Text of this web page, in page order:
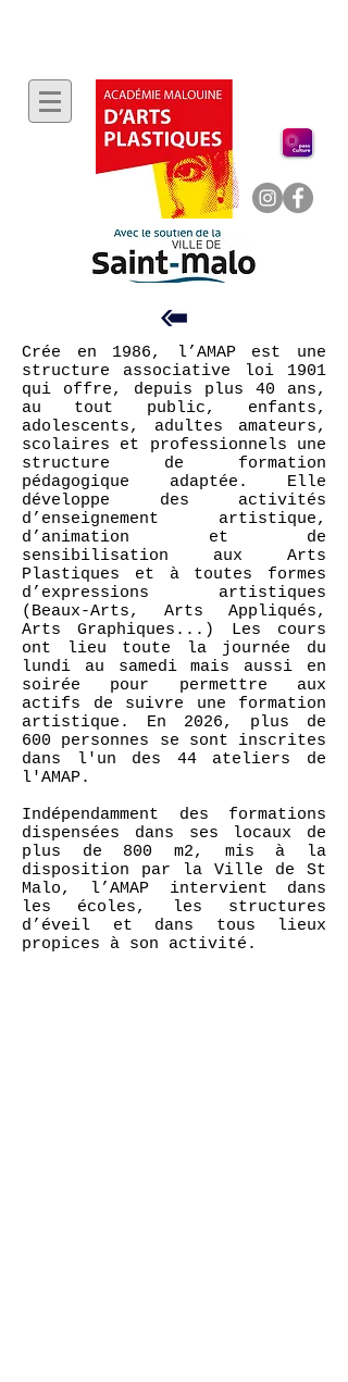
Crée en 1986, l’AMAP est une
structure associative loi 1901
qui offre, depuis plus 40 ans,
au tout public, enfants,
adolescents, adultes amateurs,
scolaires et professionnels une
structure de formation
pédagogique adaptée. Elle
développe des activités
d’enseignement artistique,
d’animation et de
sensibilisation aux Arts
Plastiques et à toutes formes
d’expressions artistiques
(Beaux-Arts, Arts Appliqués,
Arts Graphiques...) Les cours
ont lieu toute la journée du
lundi au samedi mais aussi en
soirée pour permettre aux
actifs de suivre une formation
artistique. En 2026, plus de
600 personnes se sont inscrites
dans l'un des 44 ateliers de
l'AMAP.
Indépendamment des formations
dispensées dans ses locaux de
plus de 800 m2, mis à la
disposition par la Ville de St
Malo, l’AMAP intervient dans
les écoles, les structures
d’éveil et dans tous lieux
propices à son activité.